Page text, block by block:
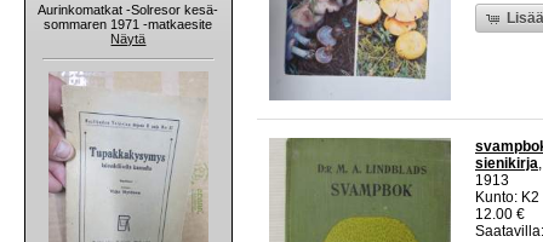
Aurinkomatkat -Solresor kesä-
sommaren 1971 -matkaesite
Näytä
sienikirja
1913
Kunto:
12.00 €